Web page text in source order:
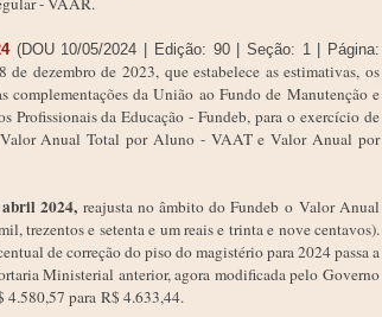
(DOU 10/05/2024 | Edição: 90 | Seção: 1 | Página:
dezembro de 2023, que estabelece as estimativas, os
complementações da União ao Fundo de Manutenção e
Profissionais da Educação - Fundeb, para o exercício de
Anual Total por Aluno - VAAT e Valor Anual por
2024, reajusta no âmbito do Fundeb o Valor Anual
e setenta e um reais e trinta e nove centavos).
de correção do piso do magistério para 2024 passa a
Ministerial anterior, agora modificada pelo Governo
4.580,57 para R$ 4.633,44.